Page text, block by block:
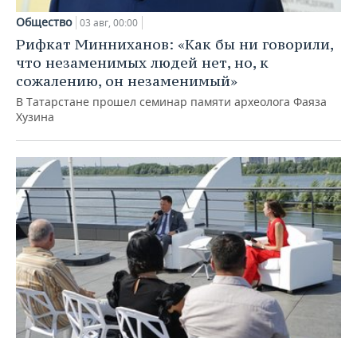
Общество 03 авг, 00:00
Рифкат Минниханов: «Как бы ни говорили,
что незаменимых людей нет, но, к
сожалению, он незаменимый»
В Татарстане прошел семинар памяти археолога Фаяза
Хузина